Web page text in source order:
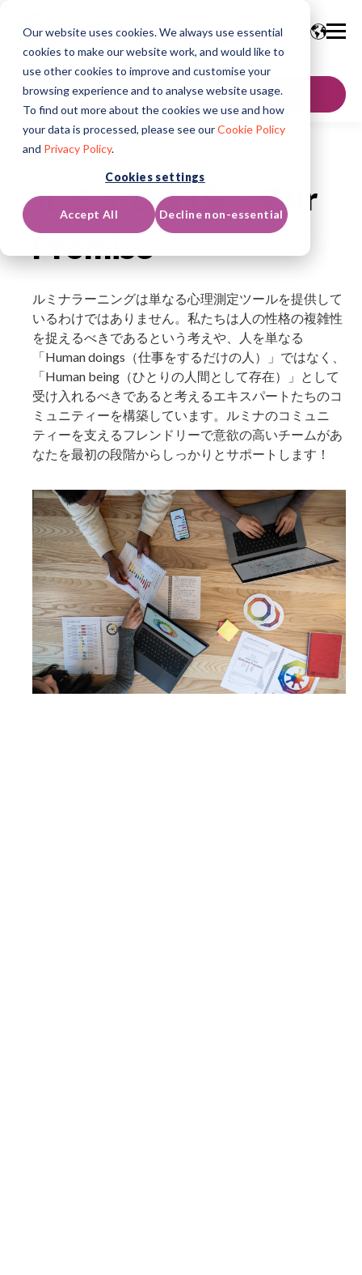
Our website uses cookies. We always use essential
cookies to make our website work, and would like to
use other cookies to improve and customise your
browsing experience and to analyse website usage.
To find out more about the cookies we use and how
your data is processed, please see ourCookie Policy
and Privacy Policy.
Cookies settings
Accept All Decline non-essential
お問い合わせ
ルミナの約束 – Our
Promise
ルミナラーニングは単なる心理測定ツールを提供して
いるわけではありません。私たちは人の性格の複雑性
を捉えるべきであるという考えや、人を単なる
「Human doings（仕事をするだけの人）」ではなく、
「Human being（ひとりの人間として存在）」として
受け入れるべきであると考えるエキスパートたちのコ
ミュニティーを構築しています。ルミナのコミュニ
ティーを支えるフレンドリーで意欲の高いチームがあ
なたを最初の段階からしっかりとサポートします！